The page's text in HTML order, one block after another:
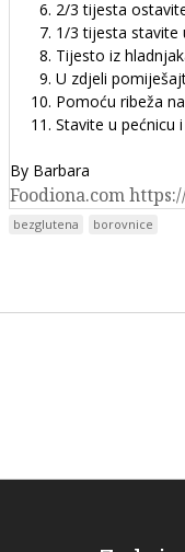
2/3 tijesta
1/3 tijesta stavite
Tijesto iz
U zdjeli
Pomoću ribeža
Stavite u pećnicu
By Barbara
Foodiona.com
bezglutena borovnice